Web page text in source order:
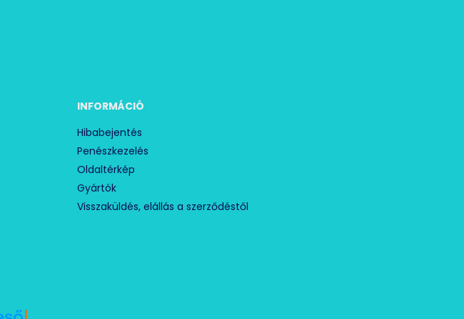
INFORMÁCIÓ
Hibabejentés
Penészkezelés
Oldaltérkép
Gyártók
Visszaküldés, elállás a szerződéstől